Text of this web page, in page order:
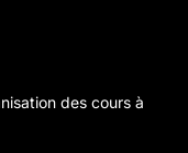
des cours à